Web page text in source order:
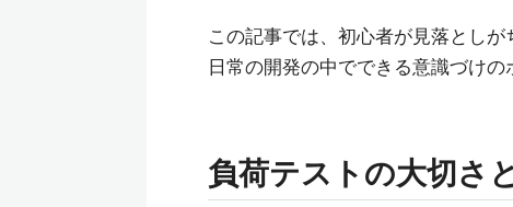
この記事では、初心者が見落としが
日常の開発の中でできる意識づけの
負荷テストの大切さ